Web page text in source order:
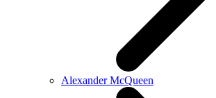
Alexander McQueen